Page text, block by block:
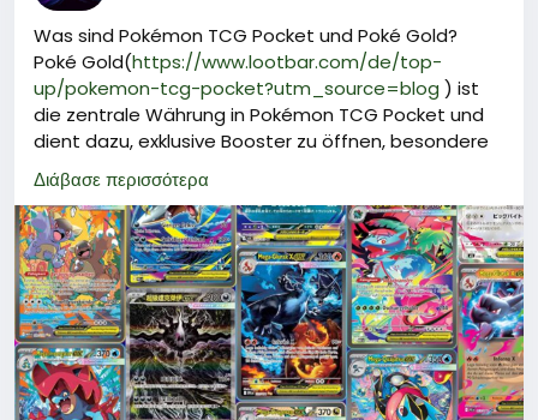
Was sind Pokémon TCG Pocket und Poké Gold?
Poké Gold(https://www.lootbar.com/de/top-
up/pokemon-tcg-pocket?utm_source=blog ) ist
die zentrale Währung in Pokémon TCG Pocket und
dient dazu, exklusive Booster zu öffnen, besondere
Spielmodi freizuschalten oder die Wartezeit für
tägliche Belohnungen zu verkürzen.
Um an Poké Gold zu gelangen, können Spieler es
bequem über vertrauenswürdige
Handelsplattformen wie LootBar oder andere
offizielle Anbieter per In-App-Kauf aufladen.
Mit genügend Poké Gold lässt sich das Spielerlebnis
erheblich verbessern und die eigene Sammlung
gezielt um begehrte Karten erweitern.
Warum sollten Sie bei LootBar Poké Gold aufladen?
Διάβασε περισσότερα